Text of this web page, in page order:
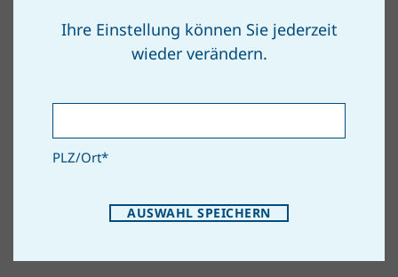
Durchschnittliche
Kostenersparnis
Ein Rechenbeispiel wieviel Stoffwindeln im
Stromverbrauch und Co ist hier zu finden.
ZUM RECHENBEISPIEL
Ihre Einstellung können Sie jederzeit
wieder verändern.
PLZ/Ort*
AUSWAHL SPEICHERN